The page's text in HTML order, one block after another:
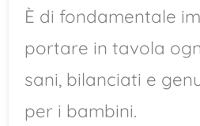
È di fondamentale
portare in tavola
sani, bilanciati e
per i bambini.